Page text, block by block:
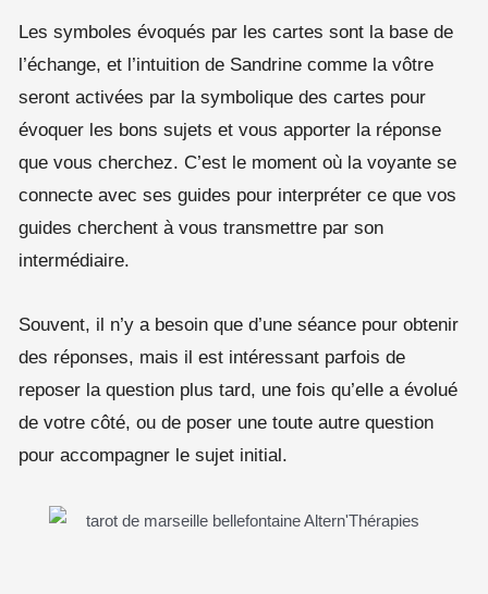
Les symboles évoqués par les cartes sont la base de
l’échange, et l’intuition de Sandrine comme la vôtre
seront activées par la symbolique des cartes pour
évoquer les bons sujets et vous apporter la réponse
que vous cherchez. C’est le moment où la voyante se
connecte avec ses guides pour interpréter ce que vos
guides cherchent à vous transmettre par son
intermédiaire.
Souvent, il n’y a besoin que d’une séance pour obtenir
des réponses, mais il est intéressant parfois de
reposer la question plus tard, une fois qu’elle a évolué
de votre côté, ou de poser une toute autre question
pour accompagner le sujet initial.